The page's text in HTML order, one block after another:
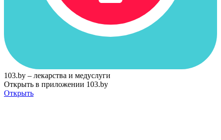
103.by – лекарства и медуслуги
Открыть в приложении 103.by
Открыть